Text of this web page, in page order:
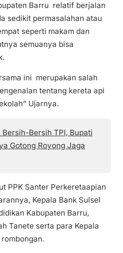
Barru relatif berjalan
sedikit permasalahan atau
seperti makam dan
semuanya bisa
ini merupakan salah
tentang kereta api
Ujarnya.
Bersih-Bersih TPI, Bupati
Gotong Royong Jaga
PPK Santer Perkeretaapian
Kepala Bank Sulsel
Kabupaten Barru,
Tanete serta para Kepala